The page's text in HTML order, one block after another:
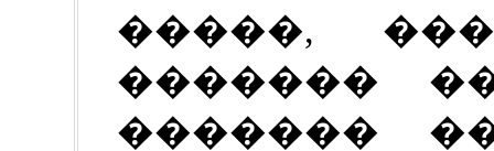
�����,
�������
�������